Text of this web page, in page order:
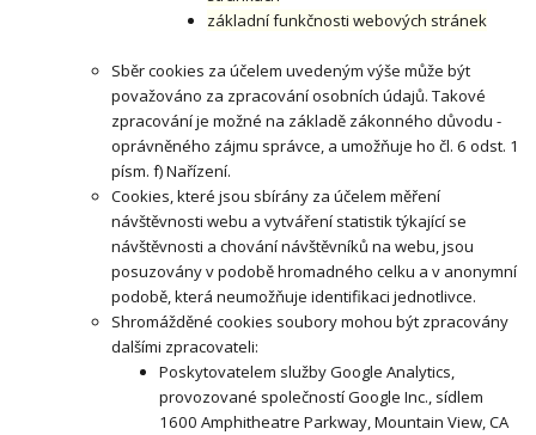
základní funkčnosti webových stránek
Sběr cookies za účelem uvedeným výše může být
považováno za zpracování osobních údajů. Takové
zpracování je možné na základě zákonného důvodu -
oprávněného zájmu správce, a umožňuje ho čl. 6 odst. 1
písm. f) Nařízení.
Cookies, které jsou sbírány za účelem měření
návštěvnosti webu a vytváření statistik týkající se
návštěvnosti a chování návštěvníků na webu, jsou
posuzovány v podobě hromadného celku a v anonymní
podobě, která neumožňuje identifikaci jednotlivce.
Shromážděné cookies soubory mohou být zpracovány
dalšími zpracovateli:
Poskytovatelem služby Google Analytics,
provozované společností Google Inc., sídlem
1600 Amphitheatre Parkway, Mountain View, CA